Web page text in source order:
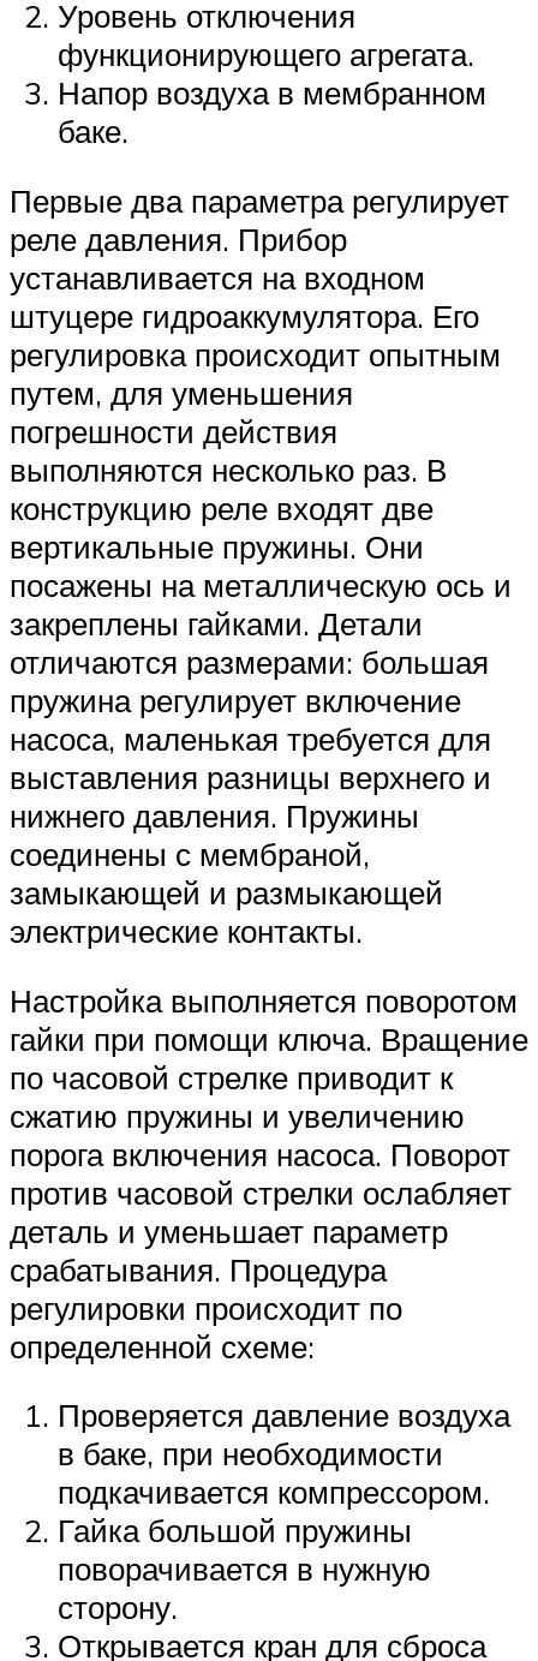
Уровень отключения
функционирующего агрегата.
Напор воздуха в мембранном
баке.
Первые два параметра регулирует
реле давления. Прибор
устанавливается на входном
штуцере гидроаккумулятора. Его
регулировка происходит опытным
путем, для уменьшения
погрешности действия
выполняются несколько раз. В
конструкцию реле входят две
вертикальные пружины. Они
посажены на металлическую ось и
закреплены гайками. Детали
отличаются размерами: большая
пружина регулирует включение
насоса, маленькая требуется для
выставления разницы верхнего и
нижнего давления. Пружины
соединены с мембраной,
замыкающей и размыкающей
электрические контакты.
Настройка выполняется поворотом
гайки при помощи ключа. Вращение
по часовой стрелке приводит к
сжатию пружины и увеличению
порога включения насоса. Поворот
против часовой стрелки ослабляет
деталь и уменьшает параметр
срабатывания. Процедура
регулировки происходит по
определенной схеме:
Проверяется давление воздуха
в баке, при необходимости
подкачивается компрессором.
Гайка большой пружины
поворачивается в нужную
сторону.
Открывается кран для сброса